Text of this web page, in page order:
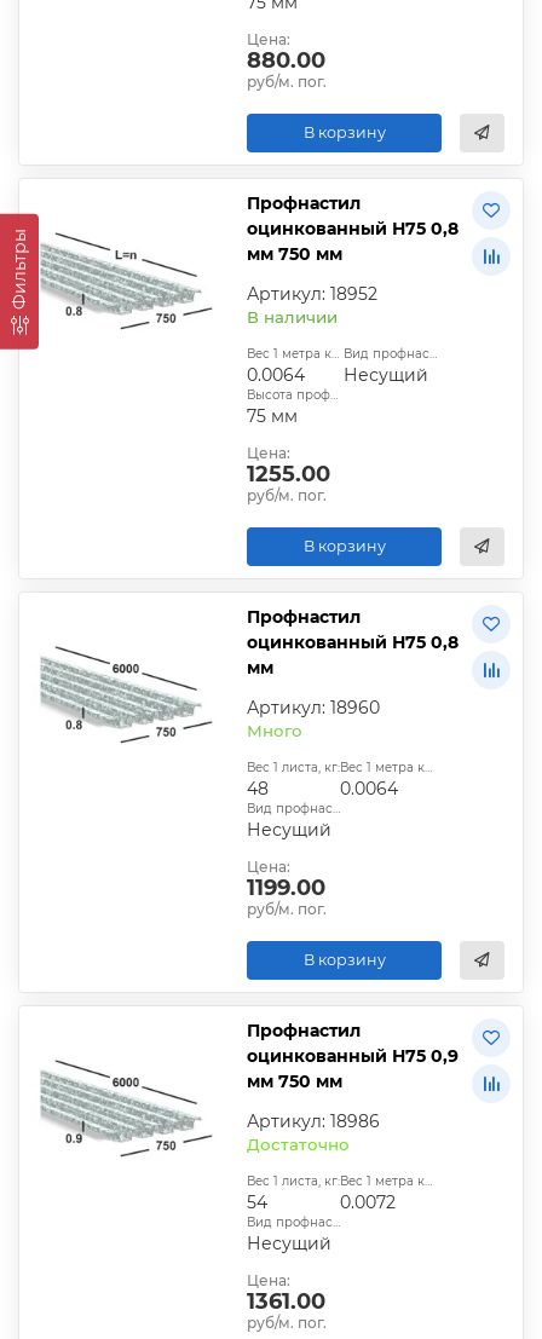
Фильтры
Цена:
880.00
руб/м. пог.
В корзину
Профнастил
оцинкованный Н75 0,8
мм 750 мм
Артикул: 18952
В наличии
Вес 1 метра квадратного, т:
0.0064
Вид профнастила:
Несущий
Высота профиля:
75 мм
Цена:
1255.00
руб/м. пог.
В корзину
Профнастил
оцинкованный Н75 0,8
мм
Артикул: 18960
Много
Вес 1 листа, кг:
48
Вес 1 метра квадратного, т:
0.0064
Вид профнастила:
Несущий
Цена:
1199.00
руб/м. пог.
В корзину
Профнастил
оцинкованный Н75 0,9
мм 750 мм
Артикул: 18986
Достаточно
Вес 1 листа, кг:
54
Вес 1 метра квадратного, т:
0.0072
Вид профнастила:
Несущий
Цена:
1361.00
руб/м. пог.